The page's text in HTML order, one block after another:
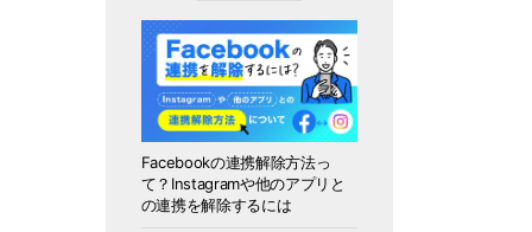
Facebookの連携解除方法っ
て？Instagramや他のアプリと
の連携を解除するには